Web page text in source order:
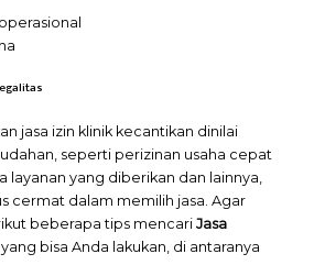
jasa izin klinik kecantikan dinilai
seperti perizinan usaha cepat
layanan yang diberikan dan lainnya,
cermat dalam memilih jasa. Agar
beberapa tips mencari Jasa
bisa Anda lakukan, di antaranya